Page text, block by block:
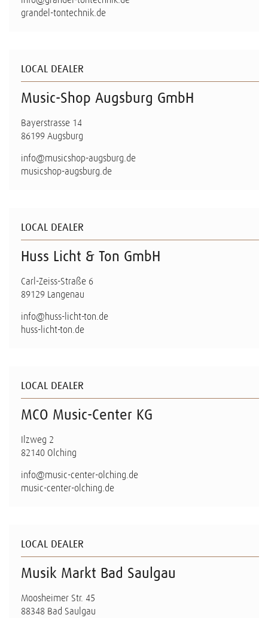
grandel-tontechnik.de
LOCAL DEALER
Music-Shop Augsburg GmbH
Bayerstrasse 14
86199 Augsburg
info@musicshop-augsburg.de
musicshop-augsburg.de
LOCAL DEALER
Huss Licht & Ton GmbH
Carl-Zeiss-Straße 6
89129 Langenau
info@huss-licht-ton.de
huss-licht-ton.de
LOCAL DEALER
MCO Music-Center KG
Ilzweg 2
82140 Olching
info@music-center-olching.de
music-center-olching.de
LOCAL DEALER
Musik Markt Bad Saulgau
Moosheimer Str. 45
88348 Bad Saulgau